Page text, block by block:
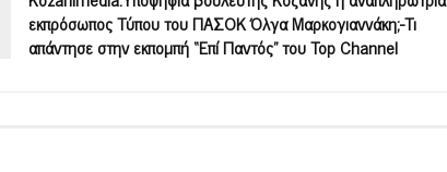
εκπρόσωπος Τύπου του ΠΑΣΟΚ Όλγα Μαρκογιαννάκη;-Τι
απάντησε στην εκπομπή “Επί Παντός” του Top Channel